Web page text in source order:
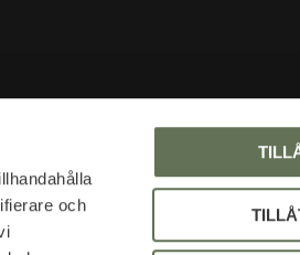
och
About us
Blog